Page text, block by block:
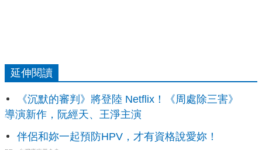
延伸閱讀
《沉默的審判》將登陸 Netflix！《周處除三害》
導演新作，阮經天、王淨主演
伴侶和妳一起預防HPV，才有資格說愛妳！